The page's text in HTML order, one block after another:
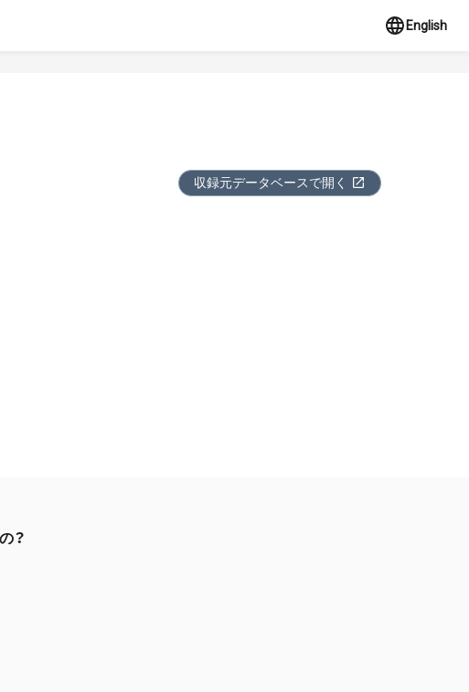
English
収録元データベースで開く
？